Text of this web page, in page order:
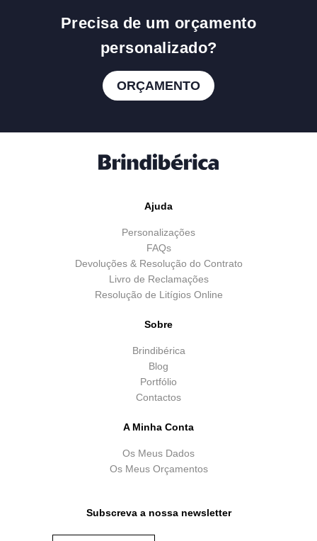
Precisa de um orçamento
personalizado?
ORÇAMENTO
Ajuda
Personalizações
FAQs
Devoluções & Resolução do Contrato
Livro de Reclamações
Resolução de Litígios Online
Sobre
Brindibérica
Blog
Portfólio
Contactos
A Minha Conta
Os Meus Dados
Os Meus Orçamentos
Subscreva a nossa newsletter